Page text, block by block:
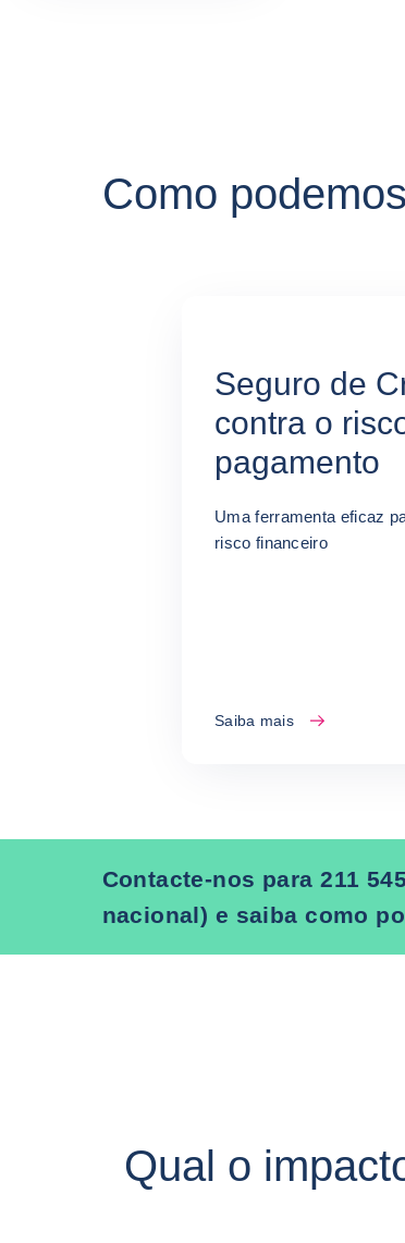
Como
Seguro de
contra o
pagamento
Uma ferramenta eficaz
risco financeiro
Saiba mais
Contacte-nos para 211
nacional) e saiba como
Qual o